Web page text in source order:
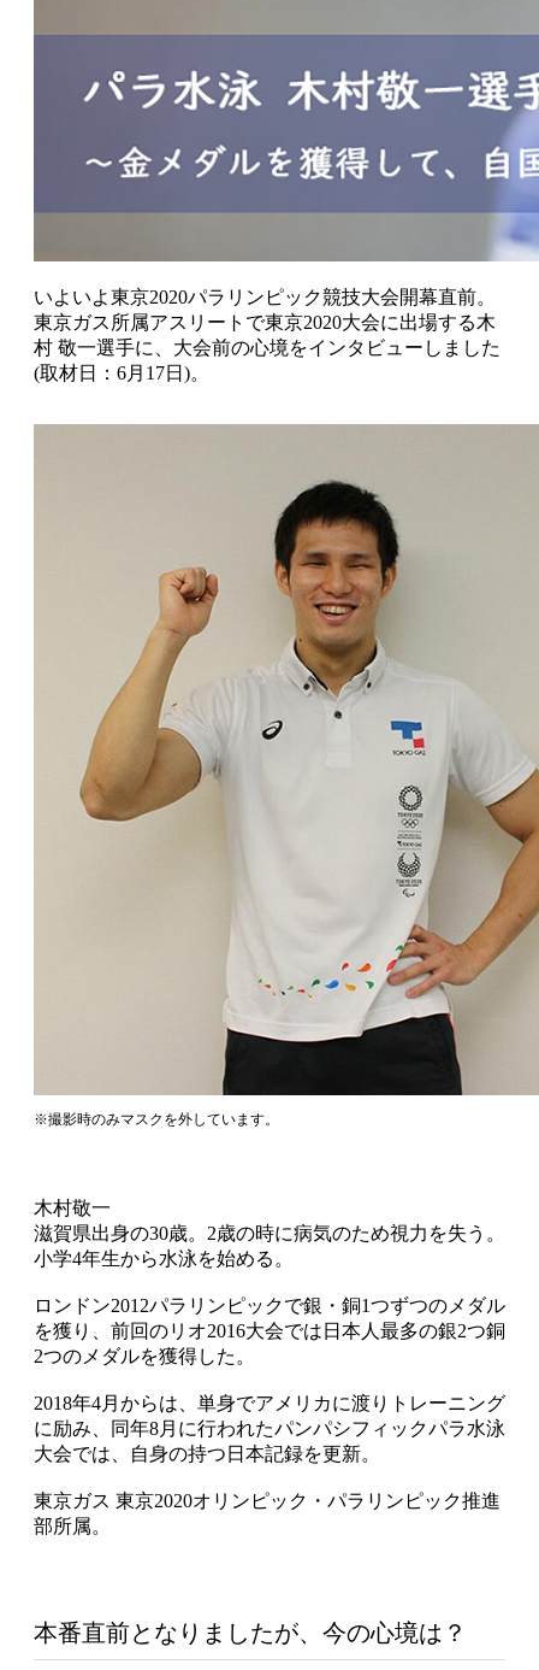
いよいよ東京2020パラリンピック競技大会開幕直前。
東京ガス所属アスリートで東京2020大会に出場する木
村 敬一選手に、大会前の心境をインタビューしました
(取材日：6月17日)。
木村敬一
滋賀県出身の30歳。2歳の時に病気のため視力を失う。
小学4年生から水泳を始める。
ロンドン2012パラリンピックで銀・銅1つずつのメダル
を獲り、前回のリオ2016大会では日本人最多の銀2つ銅
2つのメダルを獲得した。
2018年4月からは、単身でアメリカに渡りトレーニング
に励み、同年8月に行われたパンパシフィックパラ水泳
大会では、自身の持つ日本記録を更新。
東京ガス 東京2020オリンピック・パラリンピック推進
部所属。
※撮影時のみマスクを外しています。
本番直前となりましたが、今の心境は？